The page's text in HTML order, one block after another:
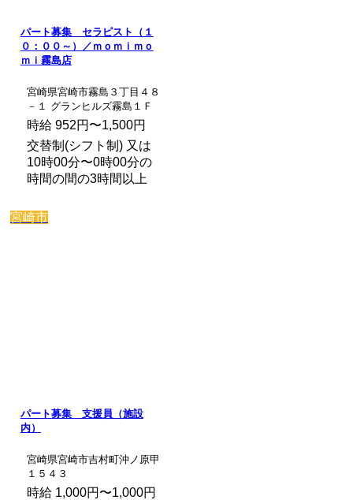
パート募集 セラピスト（１
０：００～）／ｍｏｍｉｍｏ
ｍｉ霧島店
宮崎県宮崎市霧島３丁目４８
－１ グランヒルズ霧島１Ｆ
時給 952円〜1,500円
交替制(シフト制) 又は
10時00分〜0時00分の
時間の間の3時間以上
宮崎市
パート募集 支援員（施設
内）
宮崎県宮崎市吉村町沖ノ原甲
１５４３
時給 1,000円〜1,000円